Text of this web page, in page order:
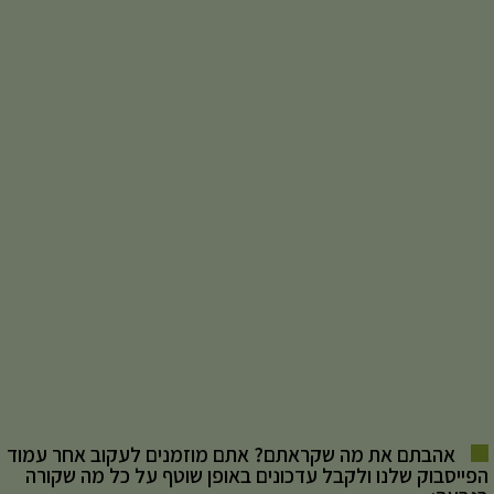
אהבתם את מה שקראתם? אתם מוזמנים לעקוב אחר עמוד
הפייסבוק שלנו ולקבל עדכונים באופן שוטף על כל מה שקורה